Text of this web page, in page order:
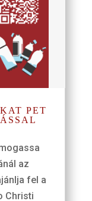
PET
az
fel a
Christi